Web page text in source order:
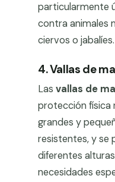
particularmente
contra animales
ciervos o jabalíes.
4. Vallas de
Las vallas de
protección física
grandes y
resistentes, y se
diferentes
necesidades